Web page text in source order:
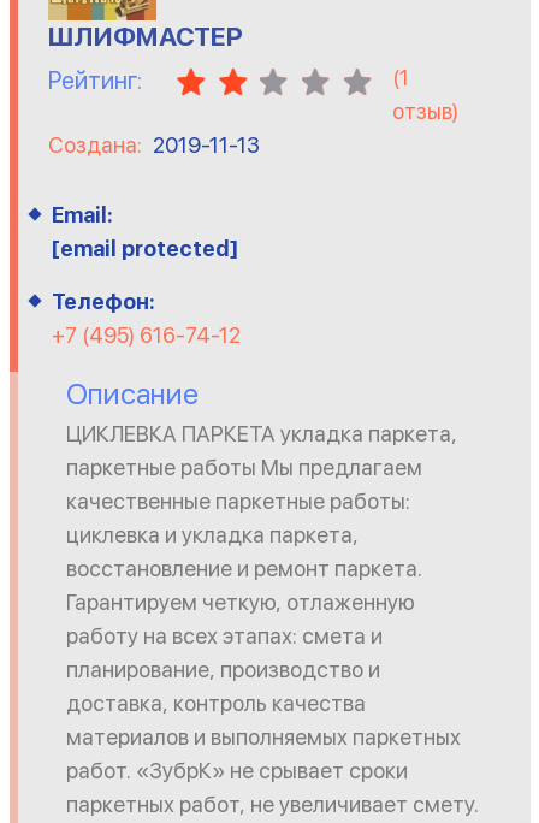
ШЛИФМАСТЕР
Рейтинг: (1
отзыв)
Создана: 2019-11-13
Email:
[email protected]
Телефон:
+7 (495) 616-74-12
Описание
ЦИКЛЕВКА ПАРКЕТА укладка паркета,
паркетные работы Мы предлагаем
качественные паркетные работы:
циклевка и укладка паркета,
восстановление и ремонт паркета.
Гарантируем четкую, отлаженную
работу на всех этапах: смета и
планирование, производство и
доставка, контроль качества
материалов и выполняемых паркетных
работ. «ЗубрК» не срывает сроки
паркетных работ, не увеличивает смету.